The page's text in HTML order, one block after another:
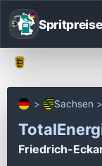
Sachsen
Friedrich-